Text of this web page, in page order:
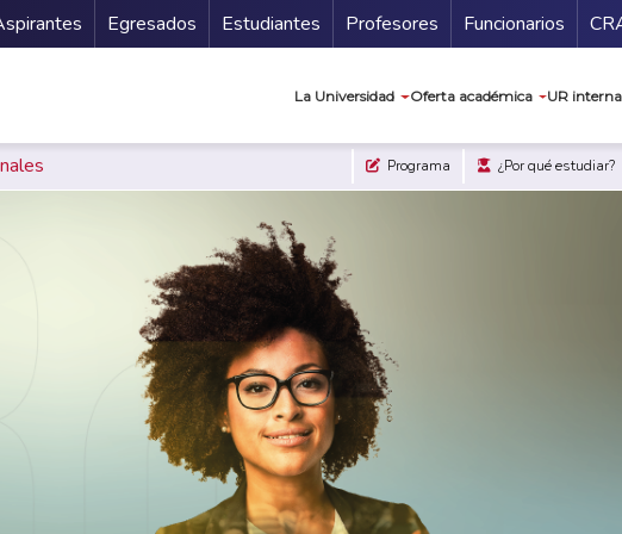
Secundario
Egresados Estudiantes Profesores Funcionarios
La Universidad Oferta académica UR
Programa ¿Por qué estudiar?